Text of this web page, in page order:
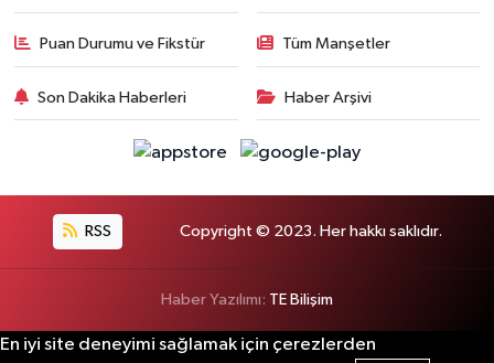
Puan Durumu ve Fikstür Tüm Manşetler
Son Dakika Haberleri Haber Arşivi
RSS Copyright © 2023. Her hakkı saklıdır.
Haber Yazılımı: TE Bilişim
En iyi site deneyimi sağlamak için çerezlerden